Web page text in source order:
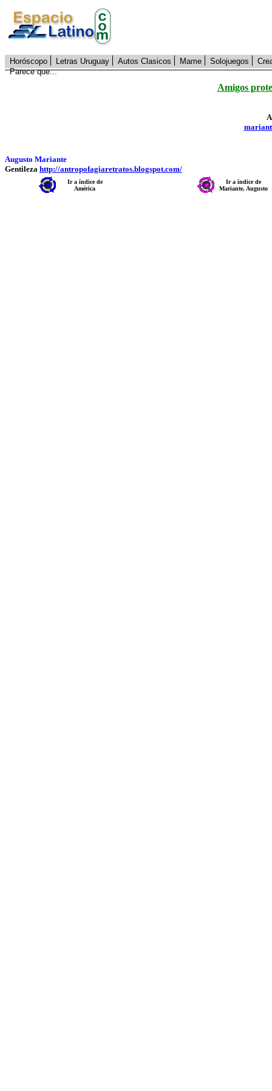
Horóscopo Letras Uruguay Autos Clasicos Mame Solojuegos
Parece que...
Amigos
Augusto Mariante
Gentileza http://antropofagiaretratos.blogspot.com/
Ir a índice de
América
Ir a índice de
Mariante, Augusto